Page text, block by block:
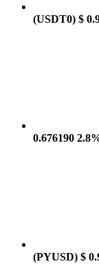
(USDT0) $
0.676190
(PYUSD) $